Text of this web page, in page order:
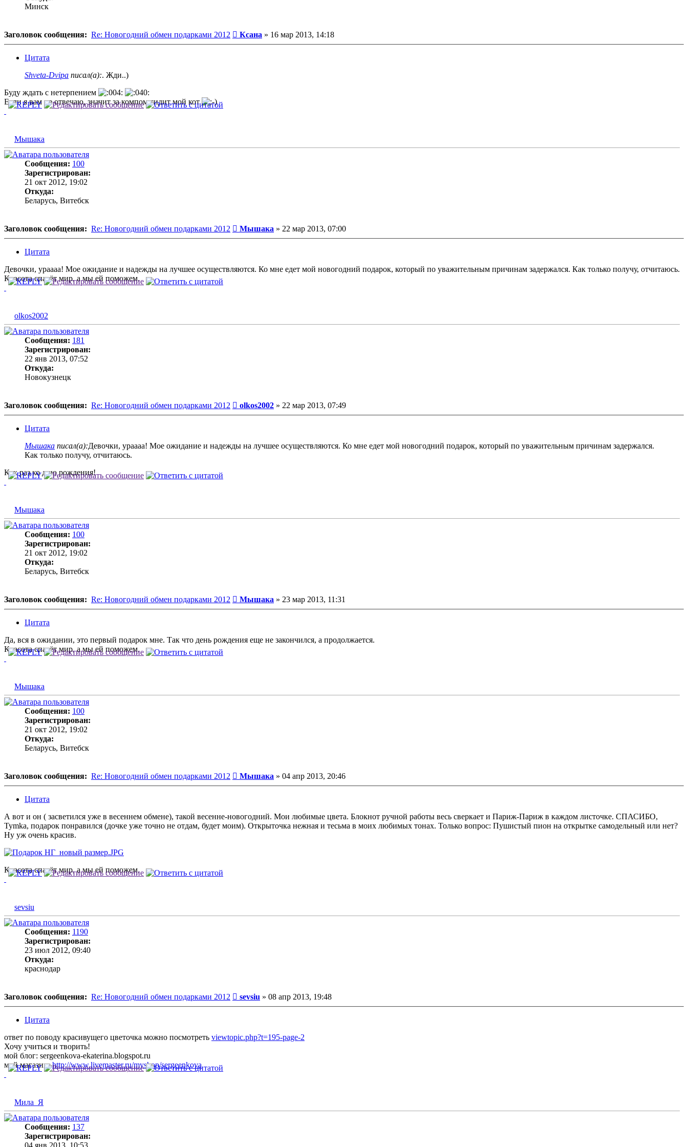
Минск
Заголовок сообщения: Re: Новогодний обмен подарками 2012 Сообщение
Ксана » 16 мар 2013, 14:18
Цитата
Shveta-Dvipa писал(а):. Жди..)
Буду ждать с нетерпением
Если я вам не отвечаю, значит за компом сидит мой кот
Мышака
Сообщения: 100
Зарегистрирован:
21 окт 2012, 19:02
Откуда:
Беларусь, Витебск
Заголовок сообщения: Re: Новогодний обмен подарками 2012 Сообщение
Мышака » 22 мар 2013, 07:00
Цитата
Девочки, ураааа! Мое ожидание и надежды на лучшее осуществляются. Ко мне едет мой новогодний подарок, который по уважительным причинам задержался. Как только получу, отчитаюсь.
Красота спасёт мир, а мы ей поможем.
olkos2002
Сообщения: 181
Зарегистрирован:
22 янв 2013, 07:52
Откуда:
Новокузнецк
Заголовок сообщения: Re: Новогодний обмен подарками 2012 Сообщение
olkos2002 » 22 мар 2013, 07:49
Цитата
Мышака писал(а):Девочки, ураааа! Мое ожидание и надежды на лучшее осуществляются. Ко мне едет мой новогодний подарок, который по уважительным причинам задержался.
Как только получу, отчитаюсь.
Как раз ко дню рождения!
Мышака
Сообщения: 100
Зарегистрирован:
21 окт 2012, 19:02
Откуда:
Беларусь, Витебск
Заголовок сообщения: Re: Новогодний обмен подарками 2012 Сообщение
Мышака » 23 мар 2013, 11:31
Цитата
Да, вся в ожидании, это первый подарок мне. Так что день рождения еще не закончился, а продолжается.
Красота спасёт мир, а мы ей поможем.
Мышака
Сообщения: 100
Зарегистрирован:
21 окт 2012, 19:02
Откуда:
Беларусь, Витебск
Заголовок сообщения: Re: Новогодний обмен подарками 2012 Сообщение
Мышака » 04 апр 2013, 20:46
Цитата
А вот и он ( засветился уже в весеннем обмене), такой весенне-новогодний. Мои любимые цвета. Блокнот ручной работы весь сверкает и Париж-Париж в каждом листочке. СПАСИБО,
Tymka, подарок понравился (дочке уже точно не отдам, будет моим). Открыточка нежная и тесьма в моих любимых тонах. Только вопрос: Пушистый пион на открытке самодельный или нет?
Ну уж очень красив.
Красота спасёт мир, а мы ей поможем.
sevsiu
Сообщения: 1190
Зарегистрирован:
23 июл 2012, 09:40
Откуда:
краснодар
Заголовок сообщения: Re: Новогодний обмен подарками 2012 Сообщение
sevsiu » 08 апр 2013, 19:48
Цитата
ответ по поводу красивущего цветочка можно посмотреть viewtopic.php?t=195-page-2
Хочу учиться и творить!
мой блог: sergeenkova-ekaterina.blogspot.ru
мой магазин:http://www.livemaster.ru/myshop/sergeenkova
Мила_Я
Сообщения: 137
Зарегистрирован:
04 янв 2013, 10:53